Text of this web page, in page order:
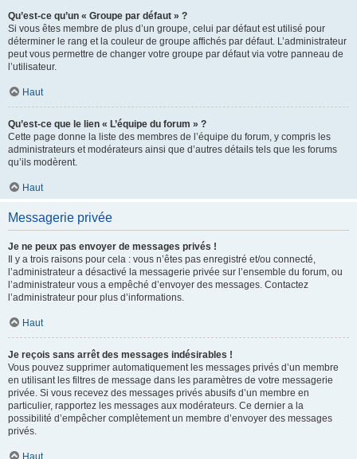
Qu’est-ce qu’un « Groupe par défaut » ?
Si vous êtes membre de plus d’un groupe, celui par défaut est utilisé pour
déterminer le rang et la couleur de groupe affichés par défaut. L’administrateur
peut vous permettre de changer votre groupe par défaut via votre panneau de
l’utilisateur.
Haut
Qu’est-ce que le lien « L’équipe du forum » ?
Cette page donne la liste des membres de l’équipe du forum, y compris les
administrateurs et modérateurs ainsi que d’autres détails tels que les forums
qu’ils modèrent.
Haut
Messagerie privée
Je ne peux pas envoyer de messages privés !
Il y a trois raisons pour cela : vous n’êtes pas enregistré et/ou connecté,
l’administrateur a désactivé la messagerie privée sur l’ensemble du forum, ou
l’administrateur vous a empêché d’envoyer des messages. Contactez
l’administrateur pour plus d’informations.
Haut
Je reçois sans arrêt des messages indésirables !
Vous pouvez supprimer automatiquement les messages privés d’un membre
en utilisant les filtres de message dans les paramètres de votre messagerie
privée. Si vous recevez des messages privés abusifs d’un membre en
particulier, rapportez les messages aux modérateurs. Ce dernier a la
possibilité d’empêcher complètement un membre d’envoyer des messages
privés.
Haut